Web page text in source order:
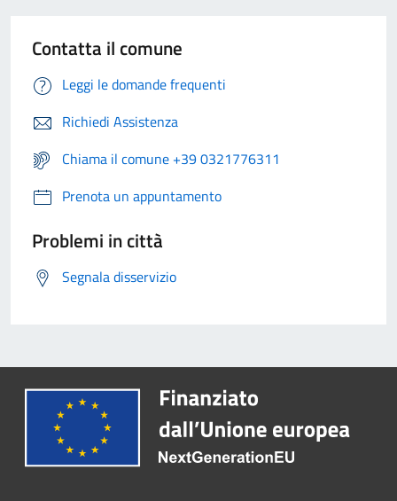
Contatta il comune
Leggi le domande frequenti
Richiedi Assistenza
Chiama il comune +39 0321776311
Prenota un appuntamento
Problemi in città
Segnala disservizio